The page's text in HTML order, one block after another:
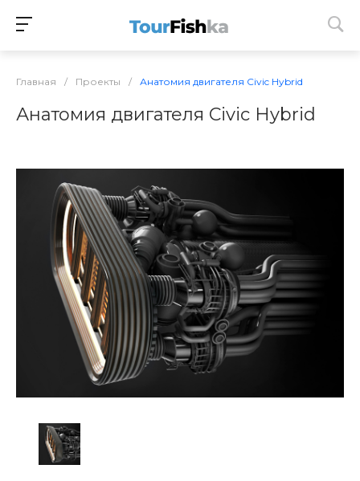
Главная / Проекты / Анатомия двигателя Civic Hybrid
Анатомия двигателя Civic Hybrid